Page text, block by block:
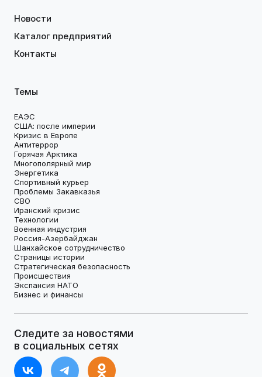
Новости
Каталог предприятий
Контакты
Темы
ЕАЭС
США: после империи
Кризис в Европе
Антитеррор
Горячая Арктика
Многополярный мир
Энергетика
Спортивный курьер
Проблемы Закавказья
СВО
Иранский кризис
Технологии
Военная индустрия
Россия-Азербайджан
Шанхайское сотрудничество
Страницы истории
Стратегическая безопасность
Происшествия
Экспансия НАТО
Бизнес и финансы
Следите за новостями
в социальных сетях